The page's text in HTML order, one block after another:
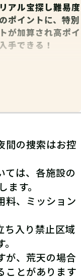
アル宝探し難易度
イントに、特別
が加算され高ポイ
手できる！
間の捜索はお控
ては、各施設の
す。
料、ミッション
ち入り禁止区域
が、荒天の場合
ことがあります